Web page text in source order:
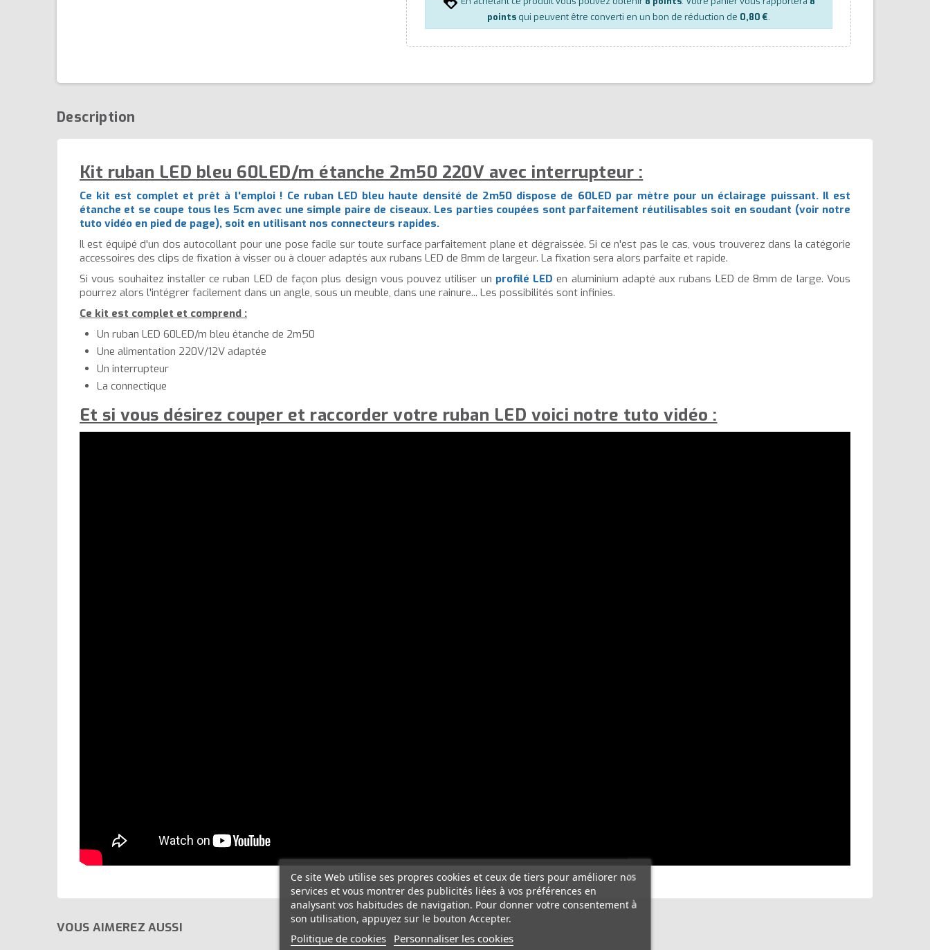
points qui peuvent être converti en un bon de réduction de 0,80 €.
Description
Kit ruban LED bleu 60LED/m étanche 2m50 220V avec interrupteur :
Ce kit est complet et prêt à l'emploi ! Ce ruban LED bleu haute densité de 2m50 dispose de 60LED par mètre pour un éclairage puissant. Il est
étanche et se coupe tous les 5cm avec une simple paire de ciseaux. Les parties coupées sont parfaitement réutilisables soit en soudant (voir notre
tuto vidéo en pied de page), soit en utilisant nos connecteurs rapides.
Il est équipé d'un dos autocollant pour une pose facile sur toute surface parfaitement plane et dégraissée. Si ce n'est pas le cas, vous trouverez dans la catégorie
accessoires des clips de fixation à visser ou à clouer adaptés aux rubans LED de 8mm de largeur. La fixation sera alors parfaite et rapide.
Si vous souhaitez installer ce ruban LED de façon plus design vous pouvez utiliser un profilé LED en aluminium adapté aux rubans LED de 8mm de large. Vous
pourrez alors l'intégrer facilement dans un angle, sous un meuble, dans une rainure... Les possibilités sont infinies.
Ce kit est complet et comprend :
Un ruban LED 60LED/m bleu étanche de 2m50
Une alimentation 220V/12V adaptée
Un interrupteur
La connectique
Et si vous désirez couper et raccorder votre ruban LED voici notre tuto vidéo :
VOUS AIMEREZ AUSSI
Ce site Web utilise ses propres cookies et ceux de tiers pour améliorer nos
services et vous montrer des publicités liées à vos préférences en
analysant vos habitudes de navigation. Pour donner votre consentement à
son utilisation, appuyez sur le bouton Accepter.
Politique de cookies Personnaliser les cookies